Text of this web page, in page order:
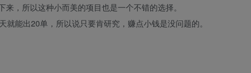
，所以这种小而美的项目也是一个不错的选择。
能出20单，所以说只要肯研究，赚点小钱是没问题的。